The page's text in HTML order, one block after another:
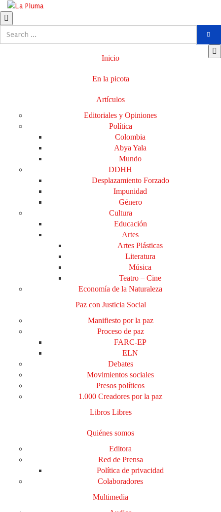
Inicio
En la picota
Artículos
Editoriales y Opiniones
Política
Colombia
Abya Yala
Mundo
DDHH
Desplazamiento Forzado
Impunidad
Género
Cultura
Educación
Artes
Artes Plásticas
Literatura
Música
Teatro – Cine
Economía de la Naturaleza
Paz con Justicia Social
Manifiesto por la paz
Proceso de paz
FARC-EP
ELN
Debates
Movimientos sociales
Presos políticos
1.000 Creadores por la paz
Libros Libres
Quiénes somos
Editora
Red de Prensa
Política de privacidad
Colaboradores
Multimedia